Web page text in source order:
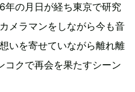
年の月日が経ち東京で研究
メラマンをしながら今も音
いを寄せていながら離れ離
コクで再会を果たすシーン